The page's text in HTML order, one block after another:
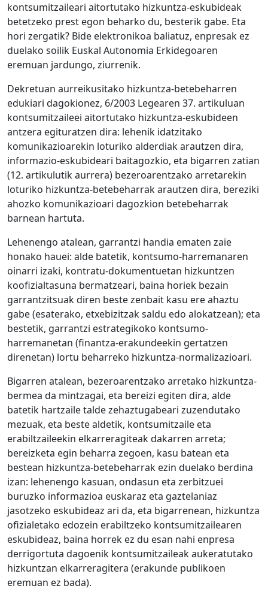
kontsumitzaileari aitortutako hizkuntza-eskubideak
betetzeko prest egon beharko du, besterik gabe. Eta
hori zergatik? Bide elektronikoa baliatuz, enpresak ez
duelako soilik Euskal Autonomia Erkidegoaren
eremuan jardungo, ziurrenik.
Dekretuan aurreikusitako hizkuntza-betebeharren
edukiari dagokionez, 6/2003 Legearen 37. artikuluan
kontsumitzaileei aitortutako hizkuntza-eskubideen
antzera egituratzen dira: lehenik idatzitako
komunikazioarekin loturiko alderdiak arautzen dira,
informazio-eskubideari baitagozkio, eta bigarren zatian
(12. artikulutik aurrera) bezeroarentzako arretarekin
loturiko hizkuntza-betebeharrak arautzen dira, bereziki
ahozko komunikazioari dagozkion betebeharrak
barnean hartuta.
Lehenengo atalean, garrantzi handia ematen zaie
honako hauei: alde batetik, kontsumo-harremanaren
oinarri izaki, kontratu-dokumentuetan hizkuntzen
koofizialtasuna bermatzeari, baina horiek bezain
garrantzitsuak diren beste zenbait kasu ere ahaztu
gabe (esaterako, etxebizitzak saldu edo alokatzean); eta
bestetik, garrantzi estrategikoko kontsumo-
harremanetan (finantza-erakundeekin gertatzen
direnetan) lortu beharreko hizkuntza-normalizazioari.
Bigarren atalean, bezeroarentzako arretako hizkuntza-
bermea da mintzagai, eta bereizi egiten dira, alde
batetik hartzaile talde zehaztugabeari zuzendutako
mezuak, eta beste aldetik, kontsumitzaile eta
erabiltzaileekin elkarreragiteak dakarren arreta;
bereizketa egin beharra zegoen, kasu batean eta
bestean hizkuntza-betebeharrak ezin duelako berdina
izan: lehenengo kasuan, ondasun eta zerbitzuei
buruzko informazioa euskaraz eta gaztelaniaz
jasotzeko eskubideaz ari da, eta bigarrenean, hizkuntza
ofizialetako edozein erabiltzeko kontsumitzailearen
eskubideaz, baina horrek ez du esan nahi enpresa
derrigortuta dagoenik kontsumitzaileak aukeratutako
hizkuntzan elkarreragitera (erakunde publikoen
eremuan ez bada).